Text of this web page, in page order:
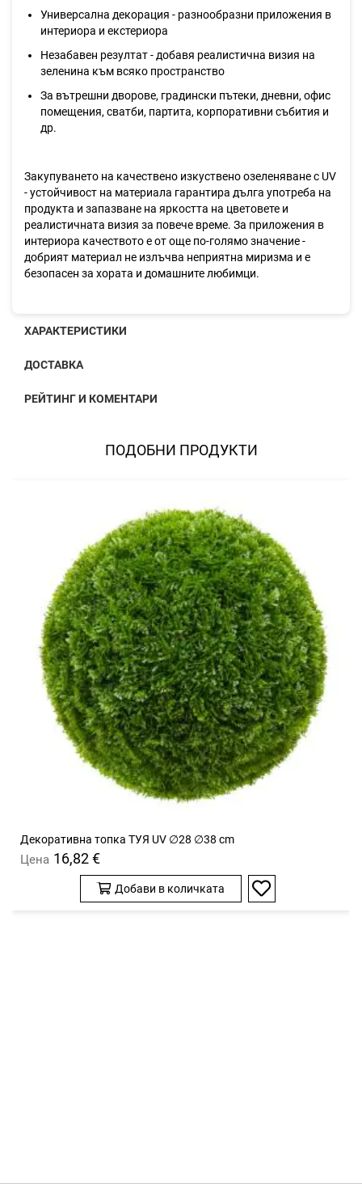
Универсална декорация - разнообразни приложения в
интериора и екстериора
Незабавен резултат - добавя реалистична визия на
зеленина към всяко пространство
За вътрешни дворове, градински пътеки, дневни, офис
помещения, сватби, партита, корпоративни събития и
др.
Закупуването на качествено изкуствено озеленяване с UV
- устойчивост на материала гарантира дълга употреба на
продукта и запазване на яркостта на цветовете и
реалистичната визия за повече време. За приложения в
интериора качеството е от още по-голямо значение -
добрият материал не излъчва неприятна миризма и е
безопасен за хората и домашните любимци.
ХАРАКТЕРИСТИКИ
ДОСТАВКА
РЕЙТИНГ И КОМЕНТАРИ
ПОДОБНИ ПРОДУКТИ
Декоративна топка ТУЯ UV ∅28 ∅38 cm
Цена 16,82 €
Добави в количката
Добави